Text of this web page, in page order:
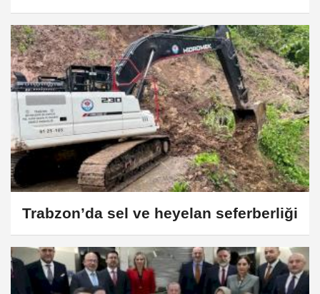
Trabzon’da sel ve heyelan seferberliği